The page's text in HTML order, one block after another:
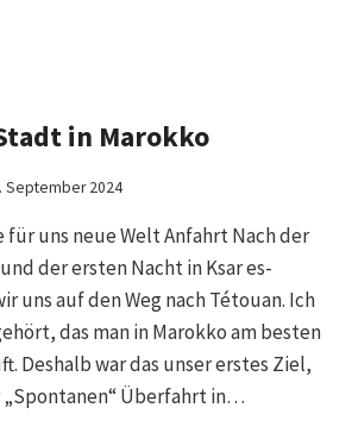
in Marokko
September 2024
für uns neue Welt Anfahrt Nach der
der ersten Nacht in Ksar es-
uns auf den Weg nach Tétouan. Ich
das man in Marokko am besten
Deshalb war das unser erstes Ziel,
„Spontanen“ Überfahrt in…